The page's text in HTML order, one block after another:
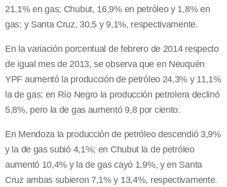
21,1% en gas; Chubut, 16,9% en petróleo y 1,8% en
gas; y Santa Cruz, 30,5 y 9,1%, respectivamente.
En la variación porcentual de febrero de 2014 respecto
de igual mes de 2013, se observa que en Neuquén
YPF aumentó la producción de petróleo 24,3% y 11,1%
la de gas; en Río Negro la producción petrolera declinó
5,8%, pero la de gas aumentó 9,8 por ciento.
En Mendoza la producción de petróleo descendió 3,9%
y la de gas subió 4,1%; en Chubut la de petróleo
aumentó 10,4% y la de gas cayó 1,9%, y en Santa
Cruz ambas subieron 7,1% y 13,4%, respectivamente.